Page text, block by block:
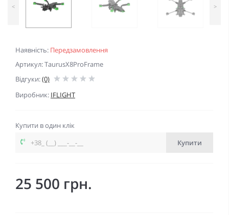
Наявність: Передзамовлення
Артикул: TaurusX8ProFrame
Відгуки:(0)
Виробник: IFLIGHT
< >
Купити в один клік
Купити
25 500 грн.